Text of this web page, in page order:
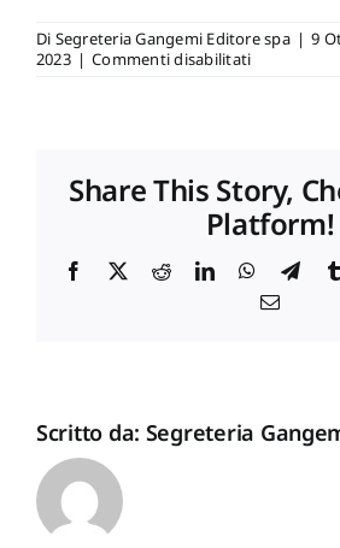
Proposte di pubblicazione
Gangemi Editore
Di Segreteria Gangemi Editore spa | 9
2023 | Commenti disabilitatisu
Share This Story,
Platform!
Facebook
X RedditLinkedInWhatsApp
Email
Scritto da: Segreteria